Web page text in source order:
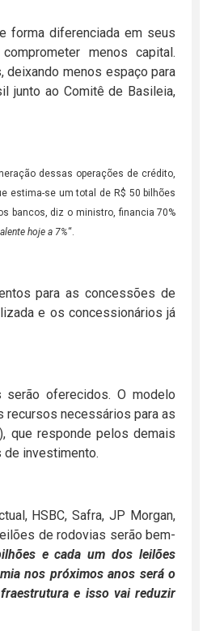
forma diferenciada em seus
menos capital.
deixando menos espaço para
junto ao Comitê de Basileia,
dessas operações de crédito,
estima-se um total de R$ 50 bilhões
bancos, diz o ministro, financia 70%
hoje a 7%“.
para as concessões de
e os concessionários já
oferecidos. O modelo
recursos necessários para as
que responde pelos demais
de investimento.
HSBC, Safra, JP Morgan,
de rodovias serão bem-
e cada um dos leilões
nos próximos anos será o
e isso vai reduzir